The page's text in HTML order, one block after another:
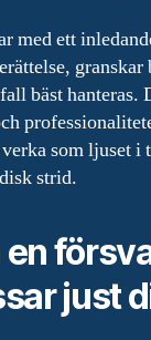
med ett
granskar
bäst hanteras.
som ljuset i
strid.
en
just